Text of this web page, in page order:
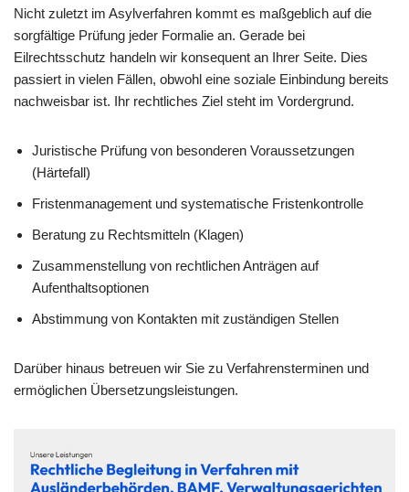
Nicht zuletzt im Asylverfahren kommt es maßgeblich auf die
sorgfältige Prüfung jeder Formalie an. Gerade bei
Eilrechtsschutz handeln wir konsequent an Ihrer Seite. Dies
passiert in vielen Fällen, obwohl eine soziale Einbindung bereits
nachweisbar ist. Ihr rechtliches Ziel steht im Vordergrund.
Juristische Prüfung von besonderen Voraussetzungen
(Härtefall)
Fristenmanagement und systematische Fristenkontrolle
Beratung zu Rechtsmitteln (Klagen)
Zusammenstellung von rechtlichen Anträgen auf
Aufenthaltsoptionen
Abstimmung von Kontakten mit zuständigen Stellen
Darüber hinaus betreuen wir Sie zu Verfahrensterminen und
ermöglichen Übersetzungsleistungen.